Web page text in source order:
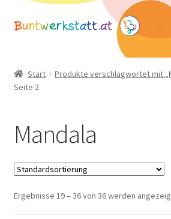
Zur
Zum
Mein Konto
Start
Produkte verschlagwortet mit
Seite 2
Mandala
Ergebnisse 19 – 36 von 36 werden